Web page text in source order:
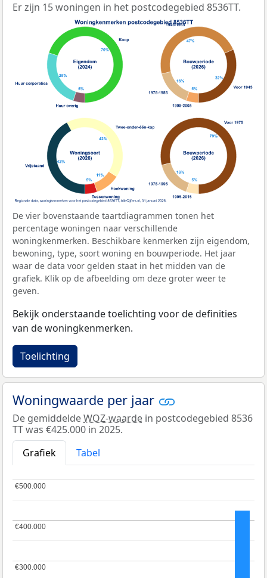
Er zijn 15 woningen in het postcodegebied 8536TT.
De vier bovenstaande taartdiagrammen tonen het
percentage woningen naar verschillende
woningkenmerken. Beschikbare kenmerken zijn eigendom,
bewoning, type, soort woning en bouwperiode. Het jaar
waar de data voor gelden staat in het midden van de
grafiek. Klik op de afbeelding om deze groter weer te
geven.
Bekijk onderstaande toelichting voor de definities
van de woningkenmerken.
Toelichting
Woningwaarde per jaar
De gemiddeldeWOZ-waarde in postcodegebied 8536
TT was €425.000 in 2025.
Grafiek
Tabel
€300.000
€300.000
€400.000
€400.000
€500.000
€500.000